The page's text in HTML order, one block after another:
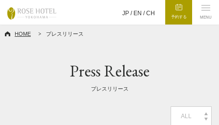
JP / EN /CH
予約する MENU
HOME プレスリリース
Press Release
プレスリリース
ALL